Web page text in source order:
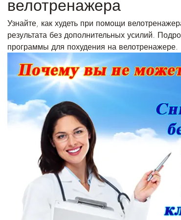
велотренажера
Узнайте, как худеть при помощи
результата без дополнительных усилий.
программы для похудения на велотренажере.